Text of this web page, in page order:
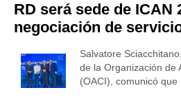
RD será sede de ICAN
negociación de
Salvatore
de la Organización de
(OACI), comunicó